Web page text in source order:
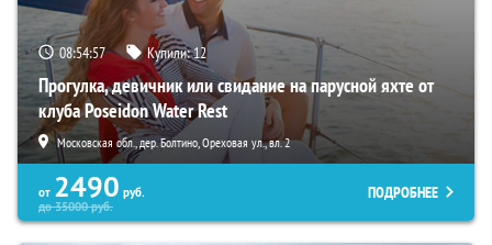
08:54:55 Купили:12
Прогулка, девичник или свидание на парусной яхте от
клуба Poseidon Water Rest
Московская обл., дер. Болтино, Ореховая ул., вл. 2
от 2490 руб.
до35000руб.
ПОДРОБНЕЕ